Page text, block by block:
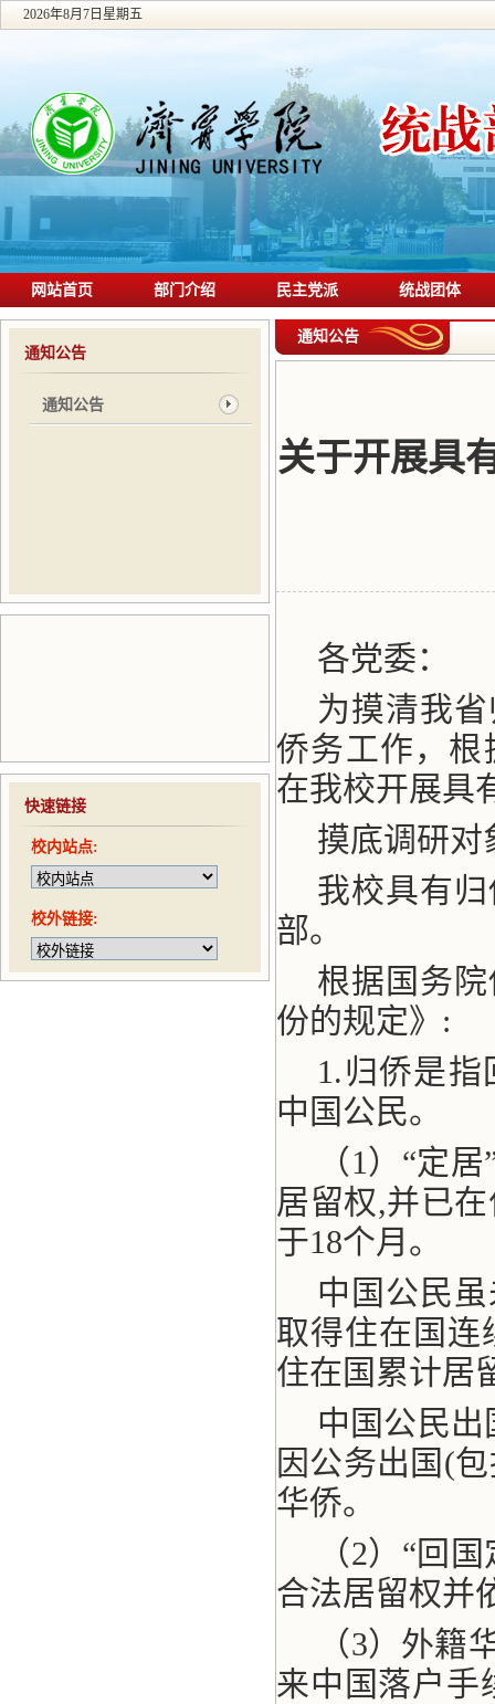
2026年8月7日星期五
网站首页 部门介绍 民主党派 统战团体
通知公告
通知公告
快速链接
校内站点:
校外链接:
通知公告
关于开展具
各党委：
为摸清我
侨务工作，根
在我校开展具
摸底调研对
我校具有
部。
根据国务
份的规定》:
1.归侨是
中国公民。
（1）“定
居留权,并已
于18个月。
中国公民
取得住在国连
住在国累计居
中国公民
因公务出国(
华侨。
（2）“回
合法居留权并
（3）外籍
来中国落户手